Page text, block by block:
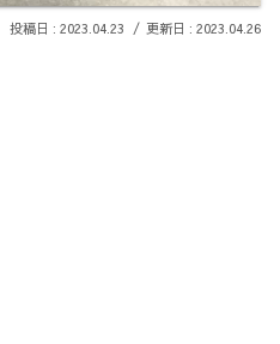
2023.04.23 2023.04.26